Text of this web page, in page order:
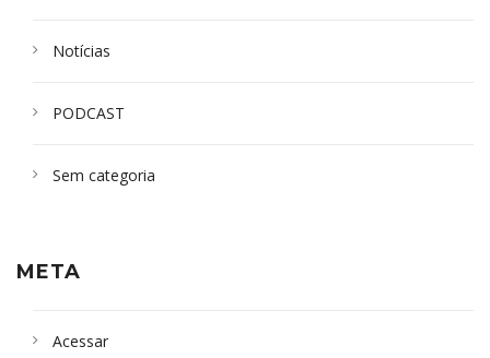
Notícias
PODCAST
Sem categoria
META
Acessar